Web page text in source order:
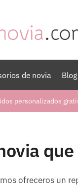
de novia
personalizados
ofreceros un